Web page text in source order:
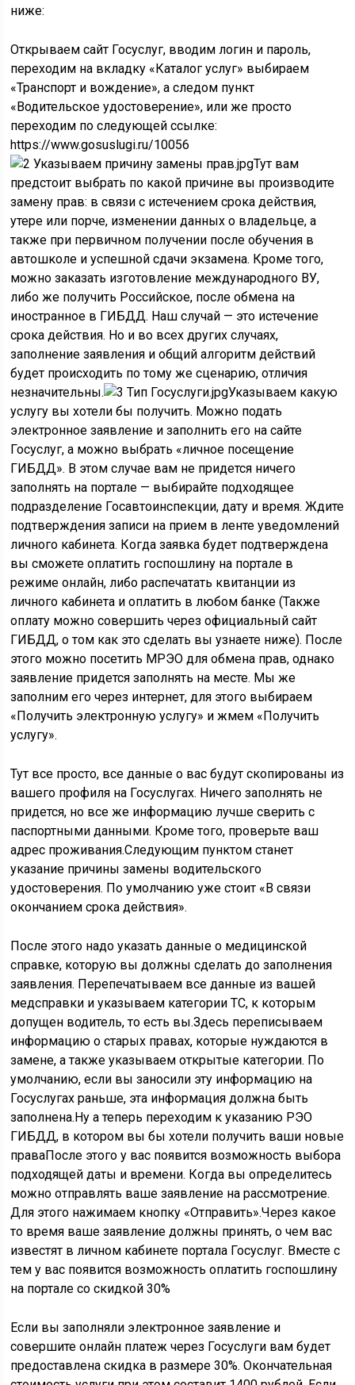
ниже:
Открываем сайт Госуслуг, вводим логин и пароль,
переходим на вкладку «Каталог услуг» выбираем
«Транспорт и вождение», а следом пункт
«Водительское удостоверение», или же просто
переходим по следующей ссылке:
https://www.gosuslugi.ru/10056
Тут вам
предстоит выбрать по какой причине вы производите
замену прав: в связи с истечением срока действия,
утере или порче, изменении данных о владельце, а
также при первичном получении после обучения в
автошколе и успешной сдачи экзамена. Кроме того,
можно заказать изготовление международного ВУ,
либо же получить Российское, после обмена на
иностранное в ГИБДД. Наш случай — это истечение
срока действия. Но и во всех других случаях,
заполнение заявления и общий алгоритм действий
будет происходить по тому же сценарию, отличия
незначительны.
Указываем какую
услугу вы хотели бы получить. Можно подать
электронное заявление и заполнить его на сайте
Госуслуг, а можно выбрать «личное посещение
ГИБДД». В этом случае вам не придется ничего
заполнять на портале — выбирайте подходящее
подразделение Госавтоинспекции, дату и время. Ждите
подтверждения записи на прием в ленте уведомлений
личного кабинета. Когда заявка будет подтверждена
вы сможете оплатить госпошлину на портале в
режиме онлайн, либо распечатать квитанции из
личного кабинета и оплатить в любом банке (Также
оплату можно совершить через официальный сайт
ГИБДД, о том как это сделать вы узнаете ниже). После
этого можно посетить МРЭО для обмена прав, однако
заявление придется заполнять на месте. Мы же
заполним его через интернет, для этого выбираем
«Получить электронную услугу» и жмем «Получить
услугу».
Тут все просто, все данные о вас будут скопированы из
вашего профиля на Госуслугах. Ничего заполнять не
придется, но все же информацию лучше сверить с
паспортными данными. Кроме того, проверьте ваш
адрес проживания.Следующим пунктом станет
указание причины замены водительского
удостоверения. По умолчанию уже стоит «В связи
окончанием срока действия».
После этого надо указать данные о медицинской
справке, которую вы должны сделать до заполнения
заявления. Перепечатываем все данные из вашей
медсправки и указываем категории ТС, к которым
допущен водитель, то есть вы.Здесь переписываем
информацию о старых правах, которые нуждаются в
замене, а также указываем открытые категории. По
умолчанию, если вы заносили эту информацию на
Госуслугах раньше, эта информация должна быть
заполнена.Ну а теперь переходим к указанию РЭО
ГИБДД, в котором вы бы хотели получить ваши новые
праваПосле этого у вас появится возможность выбора
подходящей даты и времени. Когда вы определитесь
можно отправлять ваше заявление на рассмотрение.
Для этого нажимаем кнопку «Отправить».Через какое
то время ваше заявление должны принять, о чем вас
известят в личном кабинете портала Госуслуг. Вместе с
тем у вас появится возможность оплатить госпошлину
на портале со скидкой 30%
Если вы заполняли электронное заявление и
совершите онлайн платеж через Госуслуги вам будет
предоставлена скидка в размере 30%. Окончательная